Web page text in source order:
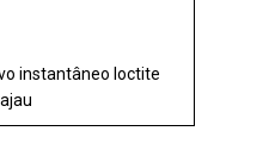
instantâneo loctite